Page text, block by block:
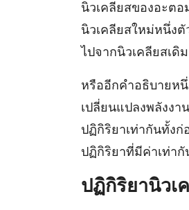
นิวเคลียสของอะต
นิวเคลียสใหม่หนึ่ง
ไปจากนิวเคลียสเดิม
หรืออีกคำอธิบายหนึ่
เปลี่ยนแปลงพลังง
ปฏิกิริยาเท่ากันทั้ง
ปฏิกิริยาที่มีค่าเท่า
ปฏิกิริยานิวเ